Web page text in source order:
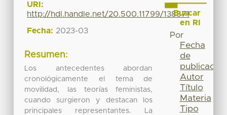
URI:
http://hdl.handle.net/20.500.11799/138571
Fecha: 2023-03
Resumen:
Los antecedentes abordan
cronológicamente el tema de
movilidad, las teorías feministas,
cuando surgieron y destacan los
principales representantes. La
Buscar
en RI
Por
Fecha
de
publicación
Autor
Título
Materia
Tipo